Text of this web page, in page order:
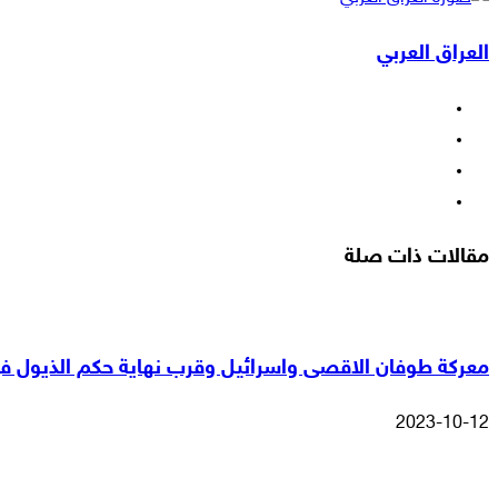
البريد
العراق العربي
مقالات ذات صلة
معركة طوفان الاقصى واسرائيل وقرب نهاية حكم الذيول
2023-10-12